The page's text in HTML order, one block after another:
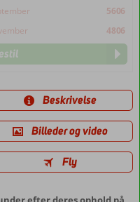
5606
4806
Beskrivelse
Billeder og video
Fly